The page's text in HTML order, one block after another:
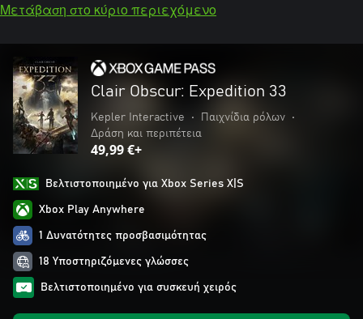
Μετάβαση στο κύριο περιεχόμενο
Clair Obscur: Expedition 33
Kepler Interactive • Παιχνίδια ρόλων
•
Δράση και περιπέτεια
49,99 €+
Βελτιστοποιημένο για Xbox Series X|S
Xbox Play Anywhere
1 Δυνατότητες προσβασιμότητας
18 Υποστηριζόμενες γλώσσες
Βελτιστοποιημένο για συσκευή χειρός